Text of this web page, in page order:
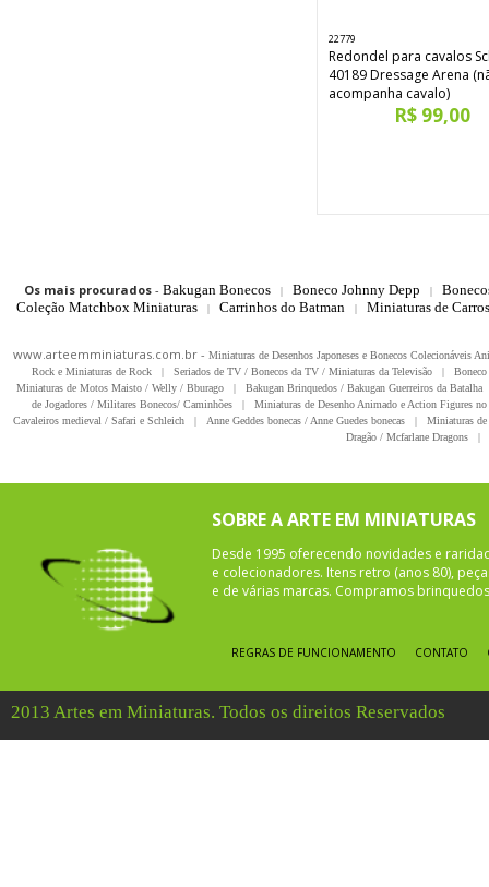
22779
Redondel para cavalos
40189 Dressage Arena
acompanha cavalo)
R$ 99,00
Os mais procurados- Bakugan Bonecos | Boneco Johnny Depp |
Coleção Matchbox Miniaturas
| Carrinhos do Batman | Miniaturas de
www.arteemminiaturas.com.br - Miniaturas de Desenhos Japoneses e Bonecos Colecionáveis
Rock e Miniaturas de Rock
| Seriados de TV / Bonecos da TV / Miniaturas da Televisão |
Miniaturas de Motos Maisto / Welly / Bburago
| Bakugan Brinquedos / Bakugan Guerreiros da Batalha
de Jogadores / Militares Bonecos/ Caminhões
|
Miniaturas de Desenho Animado e Action Figures
Cavaleiros medieval / Safari e Schleich
| Anne Geddes bonecas / Anne Guedes bonecas |
Miniaturas
Dragão / Mcfarlane Dragons
|
SOBRE A ARTE EM MINIATURAS
Desde 1995 oferecendo novidades e
e colecionadores. Itens retro (anos 80),
e de várias marcas. Compramos
REGRAS DE FUNCIONAMENTO CONTATO
2013 Artes em Miniaturas. Todos os direitos Reservados